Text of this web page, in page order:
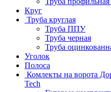
Круг
Труба круглая
Труба ППУ
Труба черная
Труба
Уголок
Полоса
Комлекты на ворота
Tech